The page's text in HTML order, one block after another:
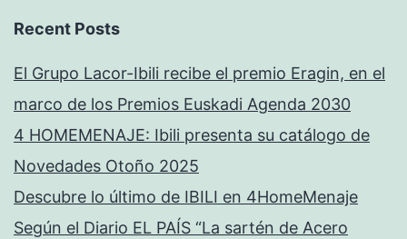
Recent Posts
El Grupo Lacor-Ibili recibe el premio Eragin, en el
marco de los Premios Euskadi Agenda 2030
4 HOMEMENAJE: Ibili presenta su catálogo de
Novedades Otoño 2025
Descubre lo último de IBILI en 4HomeMenaje
Según el Diario EL PAÍS “La sartén de Acero